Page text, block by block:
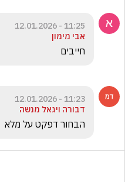
11:25 - 12.01.2026
אבי מימון
חייבים
11:23 - 12.01.2026
דבורה ויגאל מנשה
הבחור דפקט על מלא